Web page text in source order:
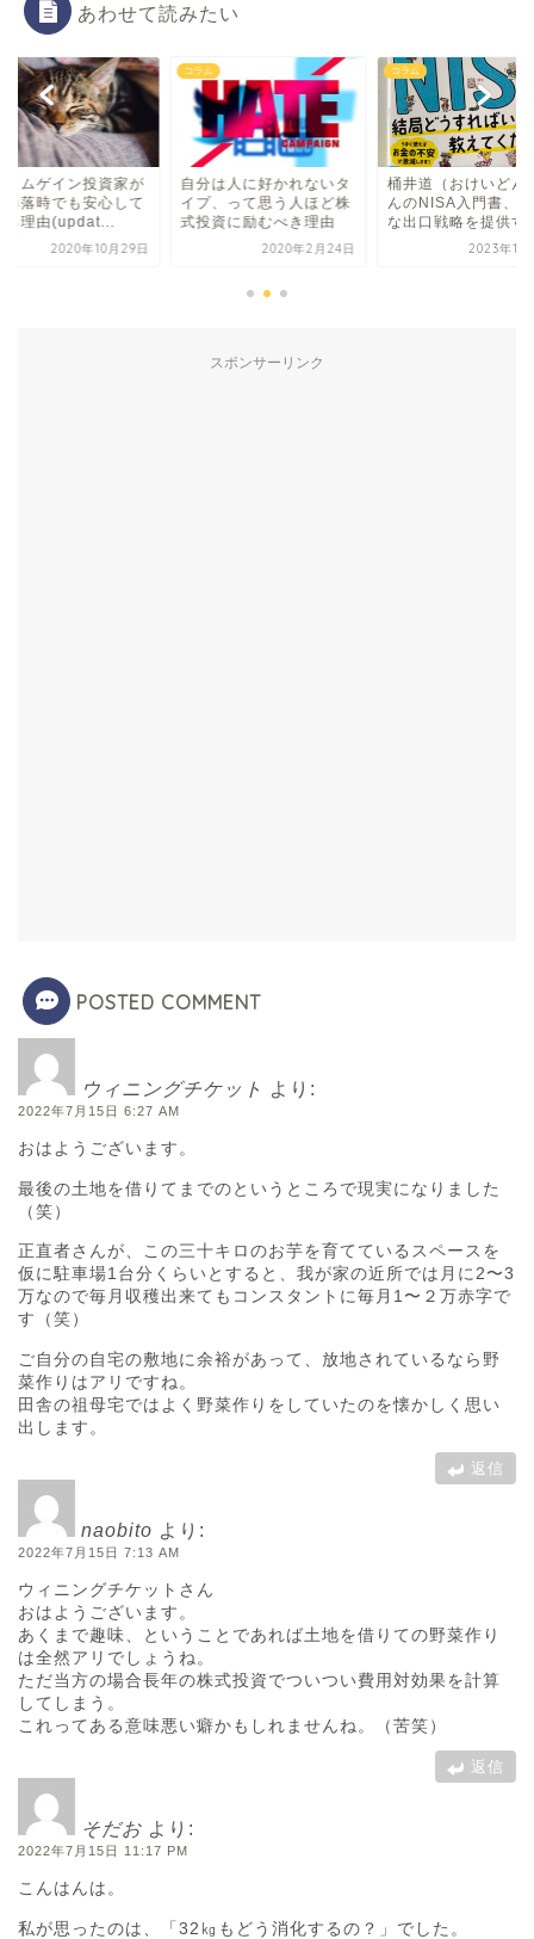
あわせて読みたい
カムゲイン投資家が
暴落時でも安心して
る理由(updat...
2020年10月29日
コラム
自分は人に好かれないタ
イプ、って思う人ほど株
式投資に励むべき理由
2020年2月24日
コラム
桶井道（おけいどん
んのNISA入門書、
な出口戦略を提供す
2023年11
スポンサーリンク
POSTED COMMENT
ウィニングチケット より:
2022年7月15日 6:27 AM
おはようございます。
最後の土地を借りてまでのというところで現実になりました
（笑）
正直者さんが、この三十キロのお芋を育てているスペースを
仮に駐車場1台分くらいとすると、我が家の近所では月に2〜3
万なので毎月収穫出来てもコンスタントに毎月1〜２万赤字で
す（笑）
ご自分の自宅の敷地に余裕があって、放地されているなら野
菜作りはアリですね。
田舎の祖母宅ではよく野菜作りをしていたのを懐かしく思い
出します。
返信
naobito より:
2022年7月15日 7:13 AM
ウィニングチケットさん
おはようございます。
あくまで趣味、ということであれば土地を借りての野菜作り
は全然アリでしょうね。
ただ当方の場合長年の株式投資でついつい費用対効果を計算
してしまう。
これってある意味悪い癖かもしれませんね。（苦笑）
返信
そだお より:
2022年7月15日 11:17 PM
こんはんは。
私が思ったのは、「32㎏もどう消化するの？」でした。